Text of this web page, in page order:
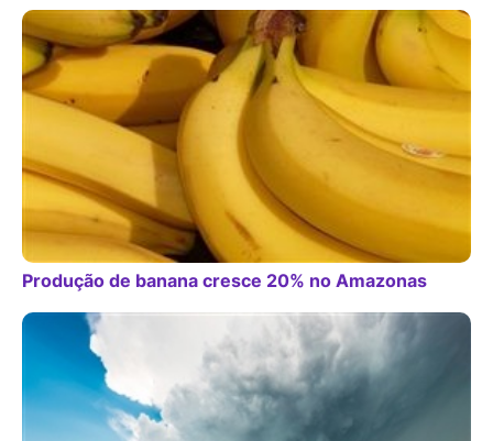
Produção de banana cresce 20% no Amazonas